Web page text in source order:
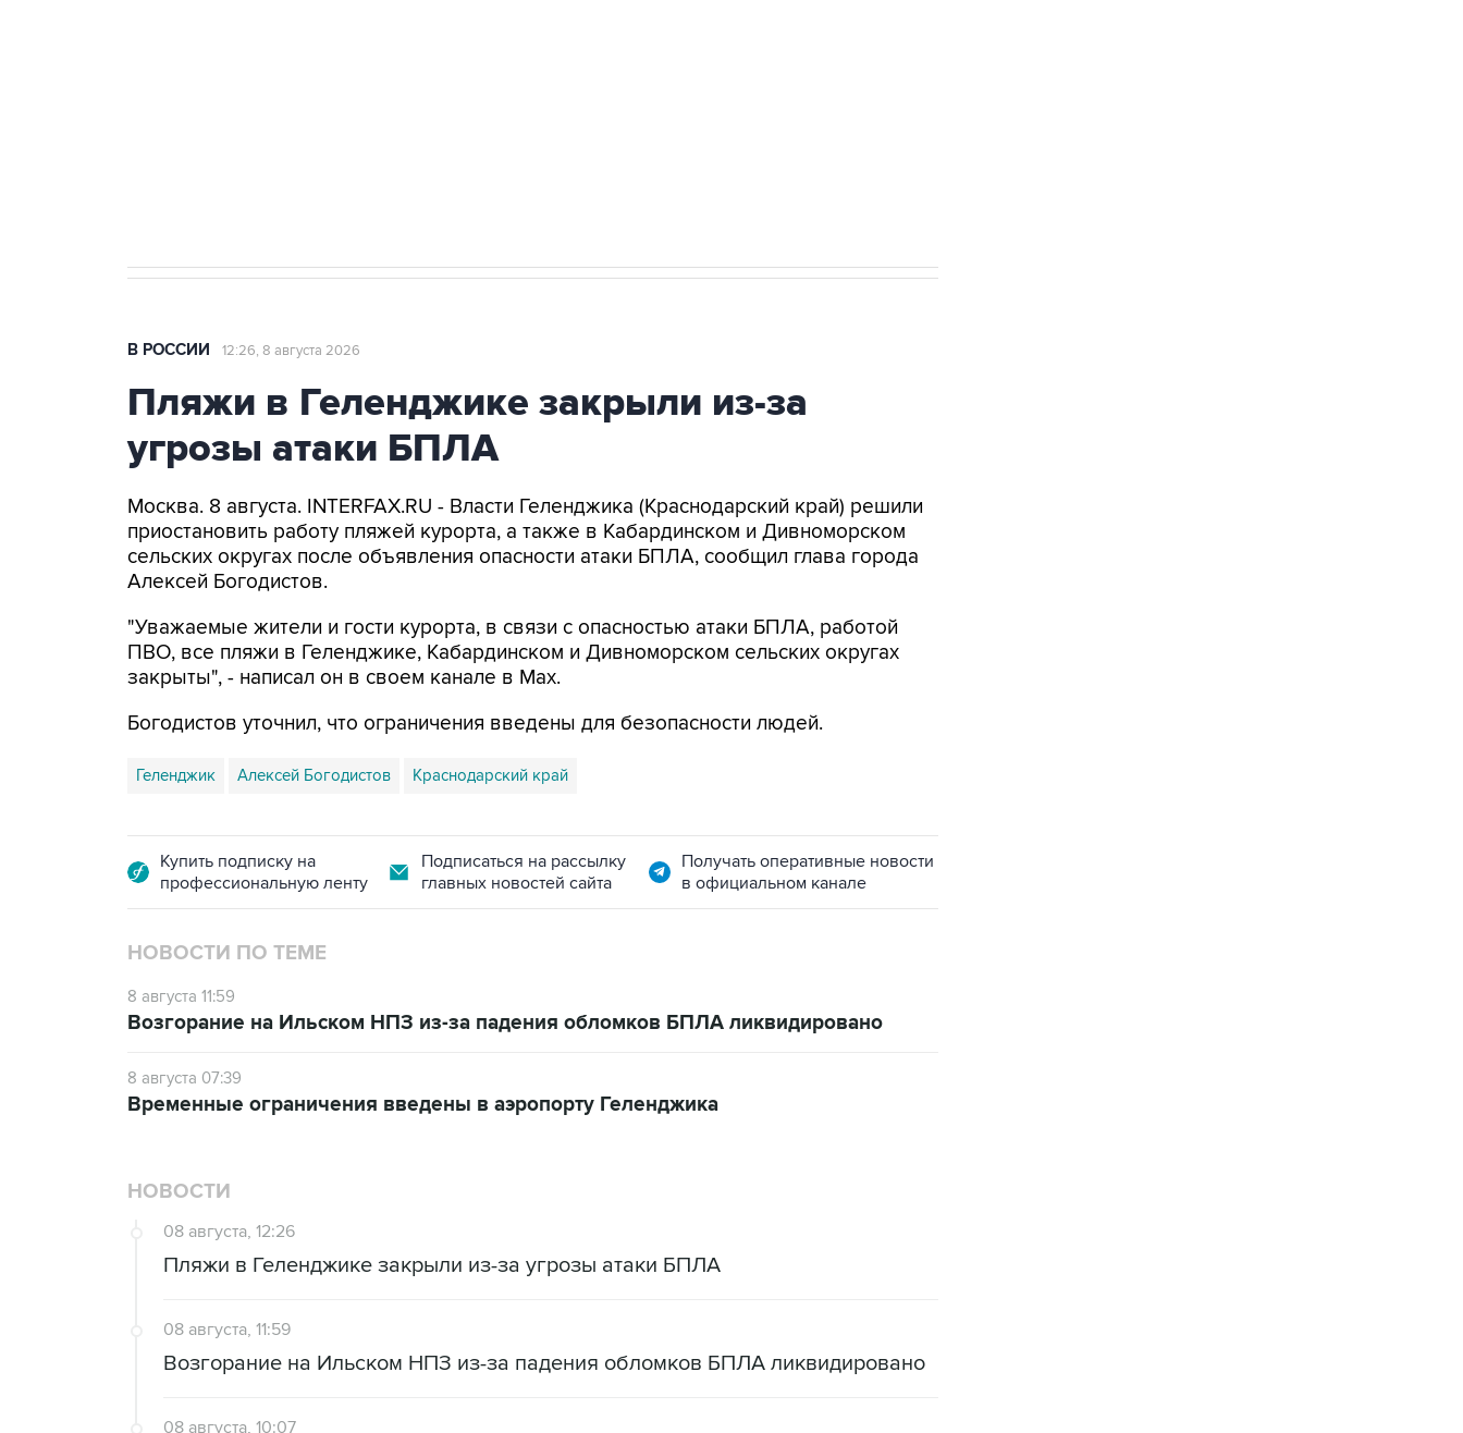
В РОССИИ 12:26, 8 августа 2026
Пляжи в Геленджике закрыли из-за
угрозы атаки БПЛА
Москва. 8 августа. INTERFAX.RU - Власти Геленджика (Краснодарский край) решили
приостановить работу пляжей курорта, а также в Кабардинском и Дивноморском
сельских округах после объявления опасности атаки БПЛА, сообщил глава города
Алексей Богодистов.
"Уважаемые жители и гости курорта, в связи с опасностью атаки БПЛА, работой
ПВО, все пляжи в Геленджике, Кабардинском и Дивноморском сельских округах
закрыты", - написал он в своем канале в Max.
Богодистов уточнил, что ограничения введены для безопасности людей.
Геленджик Алексей Богодистов Краснодарский край
Купить подписку на
профессиональную ленту
Подписаться на рассылку
главных новостей сайта
Получать оперативные новости
в официальном канале
НОВОСТИ ПО ТЕМЕ
8 августа 11:59
Возгорание на Ильском НПЗ из-за падения обломков БПЛА ликвидировано
8 августа 07:39
Временные ограничения введены в аэропорту Геленджика
НОВОСТИ
08 августа, 12:26
Пляжи в Геленджике закрыли из-за угрозы атаки БПЛА
08 августа, 11:59
Возгорание на Ильском НПЗ из-за падения обломков БПЛА ликвидировано
08 августа, 10:07